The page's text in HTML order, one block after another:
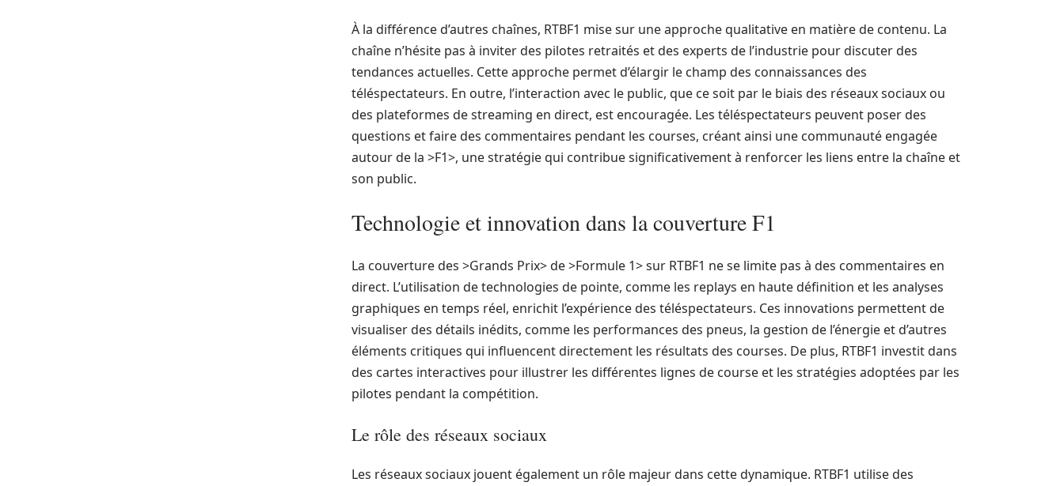
À la différence d’autres chaînes, RTBF1 mise sur une approche qualitative en matière de contenu. La
chaîne n’hésite pas à inviter des pilotes retraités et des experts de l’industrie pour discuter des
tendances actuelles. Cette approche permet d’élargir le champ des connaissances des
téléspectateurs. En outre, l’interaction avec le public, que ce soit par le biais des réseaux sociaux ou
des plateformes de streaming en direct, est encouragée. Les téléspectateurs peuvent poser des
questions et faire des commentaires pendant les courses, créant ainsi une communauté engagée
autour de la >F1>, une stratégie qui contribue significativement à renforcer les liens entre la chaîne et
son public.
Technologie et innovation dans la couverture F1
La couverture des >Grands Prix> de >Formule 1> sur RTBF1 ne se limite pas à des commentaires en
direct. L’utilisation de technologies de pointe, comme les replays en haute définition et les analyses
graphiques en temps réel, enrichit l’expérience des téléspectateurs. Ces innovations permettent de
visualiser des détails inédits, comme les performances des pneus, la gestion de l’énergie et d’autres
éléments critiques qui influencent directement les résultats des courses. De plus, RTBF1 investit dans
des cartes interactives pour illustrer les différentes lignes de course et les stratégies adoptées par les
pilotes pendant la compétition.
Le rôle des réseaux sociaux
Les réseaux sociaux jouent également un rôle majeur dans cette dynamique. RTBF1 utilise des